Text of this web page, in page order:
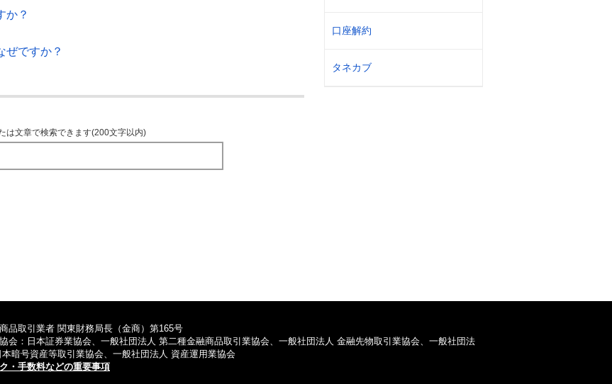
口座解約
タネカブ
か？
ぜですか？
は文章で検索できます(200文字以内)
品取引業者 関東財務局長（金商）第165号
会：日本証券業協会、一般社団法人 第二種金融商品取引業協会、一般社団法人 金融先物取引業協会、一般社団法
本暗号資産等取引業協会、一般社団法人 資産運用業協会
・手数料などの重要事項